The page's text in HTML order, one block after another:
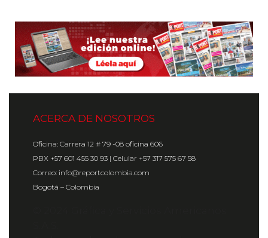
ACERCA DE NOSOTROS
Oficina: Carrera 12 # 79 -08 oficina 606
PBX +57 601 455 30 93 | Celular +57 317 575 67 58
Correo: info@reportcolombia.com
Bogotá – Colombia